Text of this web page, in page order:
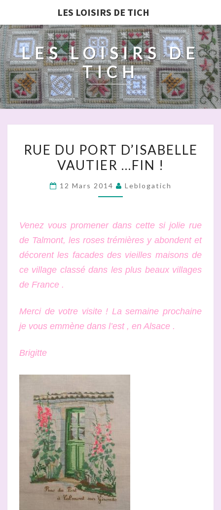
LES LOISIRS DE TICH
LES LOISIRS DE
TICH
PORT
VAUTIER
RUE DU PORT D’ISABELLE
VAUTIER …FIN !
12 Mars 2014 Leblogatich
Venez vous promener dans cette si jolie rue
de Talmont, les roses trémières y abondent et
décorent les facades des vieilles maisons de
ce village classé dans les plus beaux villages
de France .
Merci de votre visite ! La semaine prochaine
je vous emmène dans l’est , en Alsace .
Brigitte